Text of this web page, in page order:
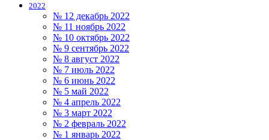
2022
№ 12 декабрь 2022
№ 11 ноябрь 2022
№ 10 октябрь 2022
№ 9 сентябрь 2022
№ 8 август 2022
№ 7 июль 2022
№ 6 июнь 2022
№ 5 май 2022
№ 4 апрель 2022
№ 3 март 2022
№ 2 февраль 2022
№ 1 январь 2022